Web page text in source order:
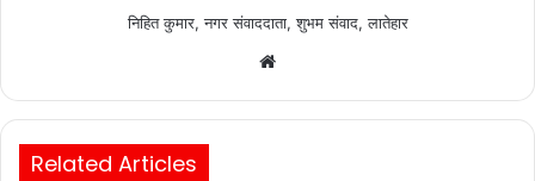
निहित कुमार, नगर संवाददाता, शुभम संवाद, लातेहार
Website
Related Articles